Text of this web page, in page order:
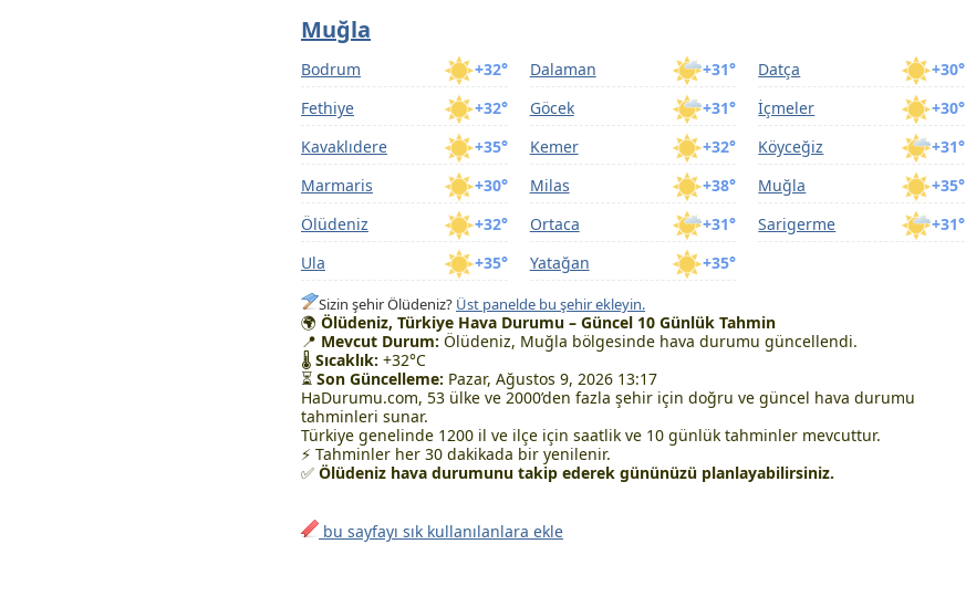
Muğla
+32°
Bodrum +31°
Dalaman +30°
Datça
+32°
Fethiye +31°
Göcek +30°
İçmeler
+35°
Kavaklıdere +32°
Kemer +31°
Köyceğiz
+30°
Marmaris +38°
Milas +35°
Muğla
+32°
Ölüdeniz +31°
Ortaca +31°
Sarigerme
+35°
Ula +35°
Yatağan
Sizin şehir Ölüdeniz? Üst panelde bu şehir ekleyin.
🌍 Ölüdeniz, Türkiye Hava Durumu – Güncel 10 Günlük Tahmin
📍 Mevcut Durum: Ölüdeniz, Muğla bölgesinde hava durumu güncellendi.
🌡 Sıcaklık: +32°C
⏳ Son Güncelleme: Pazar, Ağustos 9, 2026 13:17
HaDurumu.com, 53 ülke ve 2000’den fazla şehir için doğru ve güncel hava durumu
tahminleri sunar.
Türkiye genelinde 1200 il ve ilçe için saatlik ve 10 günlük tahminler mevcuttur.
⚡ Tahminler her 30 dakikada bir yenilenir.
✅ Ölüdeniz hava durumunu takip ederek gününüzü planlayabilirsiniz.
bu sayfayı sık kullanılanlara ekle